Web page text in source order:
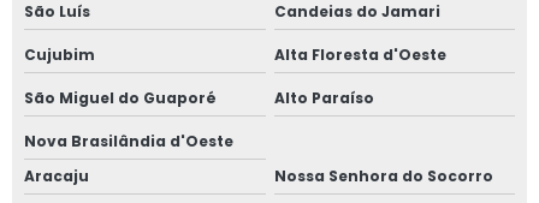
São Luís Candeias do Jamari
Cujubim Alta Floresta d'Oeste
São Miguel do Guaporé Alto Paraíso
Nova Brasilândia d'Oeste
Aracaju
Nossa Senhora do Socorro